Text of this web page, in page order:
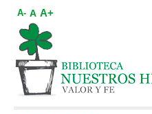
A- A A+